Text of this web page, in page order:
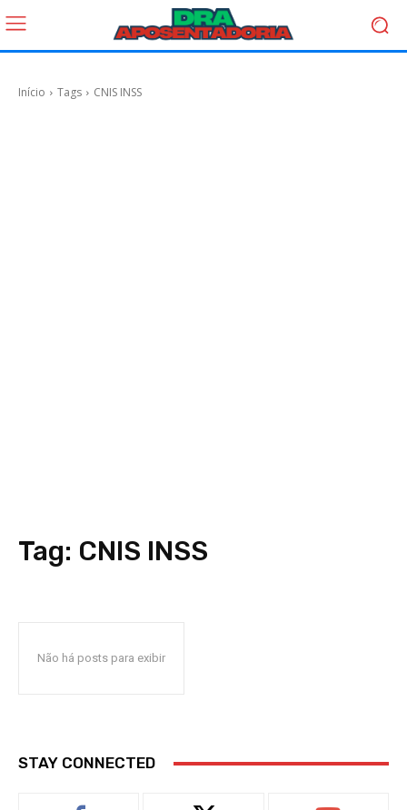
Início Tags CNIS INSS
Tag: CNIS INSS
Não há posts para exibir
STAY CONNECTED